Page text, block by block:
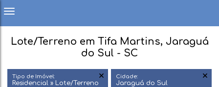
Lote/Terreno em Tifa Martins, Jaraguá
do Sul - SC
Tipo de Imóvel:
Residencial » Lote/Terreno
Cidade:
Jaraguá do Sul